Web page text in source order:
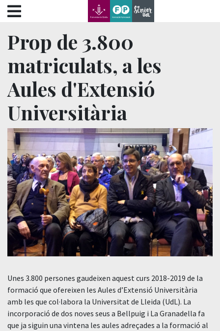
???label.access.jump.content???
???label.access.jump.header???
???label.access.jump.menu???
Prop de 3.800
matriculats, a les
Aules d'Extensió
Universitària
Unes 3.800 persones gaudeixen aquest curs 2018-2019 de la
formació que ofereixen les Aules d’Extensió Universitària
amb les que col·labora la Universitat de Lleida (UdL). La
incorporació de dos noves seus a Bellpuig i La Granadella fa
que ja siguin una vintena les aules adreçades a la formació al